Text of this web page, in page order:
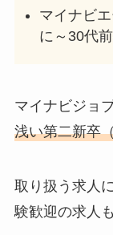
マイナビ
に～30代前
マイナビジョ
浅い第二新卒
取り扱う求人
験歓迎の求人